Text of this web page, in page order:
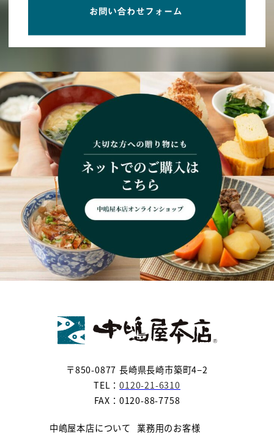
〒850-0877 長崎県長崎市築町4−2
TEL：0120-21-6310
FAX：0120-88-7758
中嶋屋本店について
業務用のお客様